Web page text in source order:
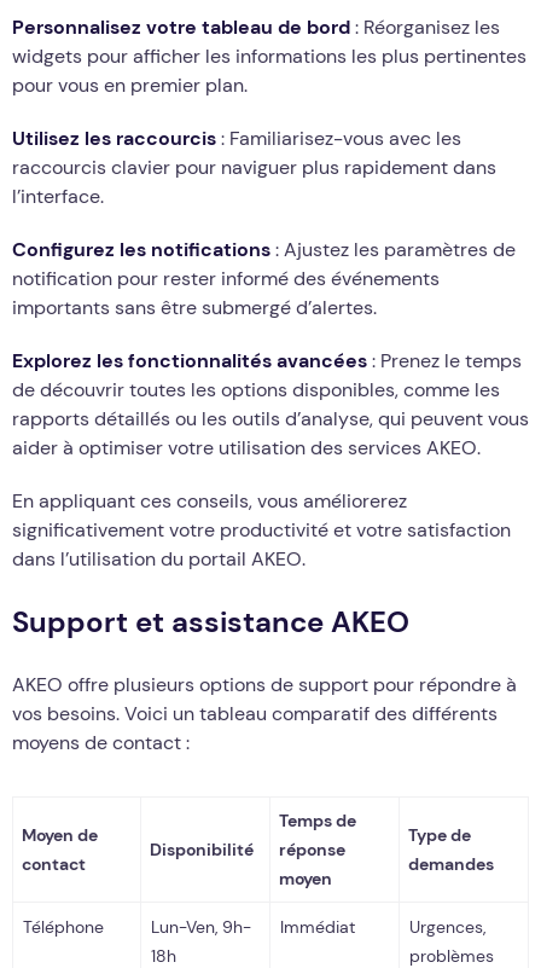
Personnalisez votre tableau de bord: Réorganisez les
widgets pour afficher les informations les plus pertinentes
pour vous en premier plan.
Utilisez les raccourcis: Familiarisez-vous avec les
raccourcis clavier pour naviguer plus rapidement dans
l’interface.
Configurez les notifications: Ajustez les paramètres de
notification pour rester informé des événements
importants sans être submergé d’alertes.
Explorez les fonctionnalités avancées: Prenez le temps
de découvrir toutes les options disponibles, comme les
rapports détaillés ou les outils d’analyse, qui peuvent vous
aider à optimiser votre utilisation des services AKEO.
En appliquant ces conseils, vous améliorerez
significativement votre productivité et votre satisfaction
dans l’utilisation du portail AKEO.
Support et assistance AKEO
AKEO offre plusieurs options de support pour répondre à
vos besoins. Voici un tableau comparatif des différents
moyens de contact :
Moyen de
contact
Disponibilité
Temps de
réponse
moyen
Type de
demandes
Téléphone
Lun-Ven, 9h-
18h
Immédiat
Urgences,
problèmes